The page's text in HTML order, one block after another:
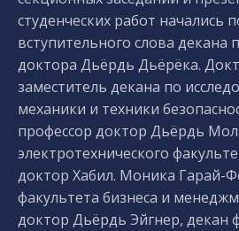
студенческих работ начались
вступительного слова декана
доктора Дьёрдь Дьёрёка.
заместитель декана по
механики и техники
профессор доктор Дьёрдь
электротехнического
доктор Хабил. Моника Гарай-
факультета бизнеса и
доктор Дьёрдь Эйгнер, декан